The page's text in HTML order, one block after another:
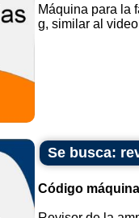
Máquina para la
g, similar al
Se busca:
Código